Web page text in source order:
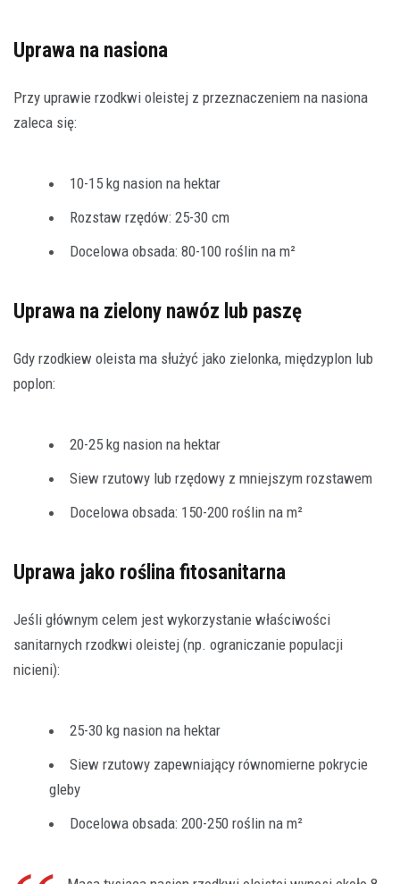
Uprawa na nasiona
Przy uprawie rzodkwi oleistej z przeznaczeniem na nasiona
zaleca się:
10-15 kg nasion na hektar
Rozstaw rzędów: 25-30 cm
Docelowa obsada: 80-100 roślin na m²
Uprawa na zielony nawóz lub paszę
Gdy rzodkiew oleista ma służyć jako zielonka, międzyplon lub
poplon:
20-25 kg nasion na hektar
Siew rzutowy lub rzędowy z mniejszym rozstawem
Docelowa obsada: 150-200 roślin na m²
Uprawa jako roślina fitosanitarna
Jeśli głównym celem jest wykorzystanie właściwości
sanitarnych rzodkwi oleistej (np. ograniczanie populacji
nicieni):
25-30 kg nasion na hektar
Siew rzutowy zapewniający równomierne pokrycie
gleby
Docelowa obsada: 200-250 roślin na m²